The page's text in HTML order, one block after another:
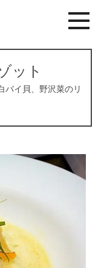
ット
バイ貝、野沢菜のリゾッ